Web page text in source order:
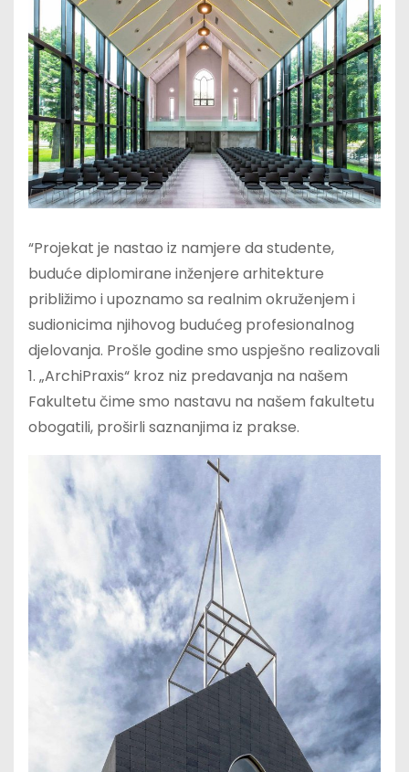
“Projekat je nastao iz namjere da studente,
buduće diplomirane inženjere arhitekture
približimo i upoznamo sa realnim okruženjem i
sudionicima njihovog budućeg profesionalnog
djelovanja. Prošle godine smo uspješno realizovali
1. „ArchiPraxis“ kroz niz predavanja na našem
Fakultetu čime smo nastavu na našem fakultetu
obogatili, proširli saznanjima iz prakse.